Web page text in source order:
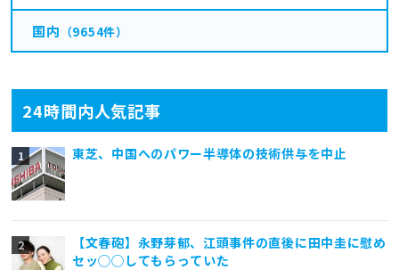
24時間内人気記事
東芝、中国へのパワー半導体の技術供与を中止
【文春砲】永野芽郁、江頭事件の直後に田中圭に慰め
セッ◯◯してもらっていた
国内 （9654件）